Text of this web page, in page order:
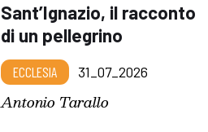
Sant’Ignazio, il racconto
di un pellegrino
ECCLESIA 31_07_2026
Antonio Tarallo